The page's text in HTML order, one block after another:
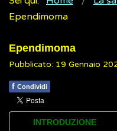
Ependimoma
Ependimoma
Pubblicato: 19 Gennaio
f Condividi
INTRODUZIONE